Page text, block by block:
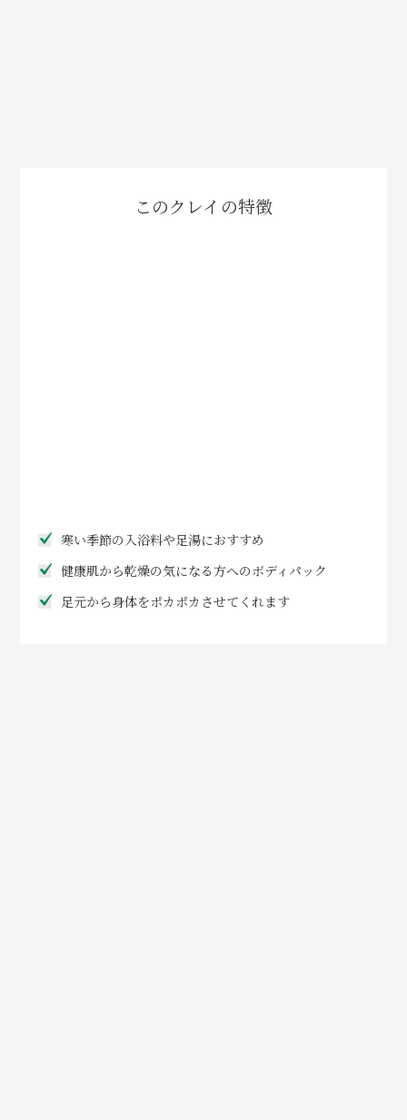
このクレイの特徴
寒い季節の入浴料や足湯におすすめ
健康肌から乾燥の気になる方へのボディパック
足元から身体をポカポカさせてくれます